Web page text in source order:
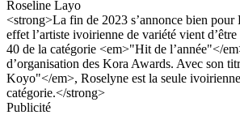
Roseline Layo
<strong>La fin de 2023 s’annonce bien pour
effet l’artiste ivoirienne de variété vient
40 de la catégorie <em>"Hit de l’année"</
d’organisation des Kora Awards. Avec son
Koyo"</em>, Roselyne est la seule
catégorie.</strong>
Publicité